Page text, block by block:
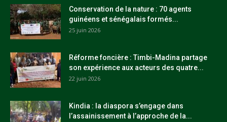
Conservation de la nature : 70 agents
guinéens et sénégalais formés...
25 juin 2026
Réforme foncière : Timbi-Madina partage
son expérience aux acteurs des quatre...
22 juin 2026
Kindia : la diaspora s’engage dans
l’assainissement à l’approche de la...